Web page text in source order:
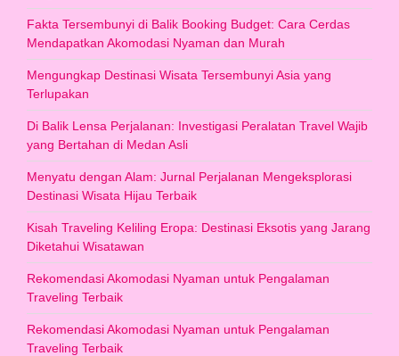
Fakta Tersembunyi di Balik Booking Budget: Cara Cerdas
Mendapatkan Akomodasi Nyaman dan Murah
Mengungkap Destinasi Wisata Tersembunyi Asia yang
Terlupakan
Di Balik Lensa Perjalanan: Investigasi Peralatan Travel Wajib
yang Bertahan di Medan Asli
Menyatu dengan Alam: Jurnal Perjalanan Mengeksplorasi
Destinasi Wisata Hijau Terbaik
Kisah Traveling Keliling Eropa: Destinasi Eksotis yang Jarang
Diketahui Wisatawan
Rekomendasi Akomodasi Nyaman untuk Pengalaman
Traveling Terbaik
Rekomendasi Akomodasi Nyaman untuk Pengalaman
Traveling Terbaik